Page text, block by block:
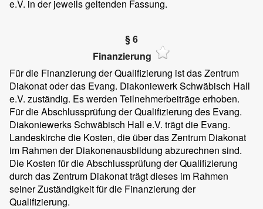
e.V. in der jeweils geltenden Fassung.
§ 6
Finanzierung
Für die Finanzierung der Qualifizierung ist das Zentrum
Diakonat oder das Evang. Diakoniewerk Schwäbisch Hall
e.V. zuständig. Es werden Teilnehmerbeiträge erhoben.
Für die Abschlussprüfung der Qualifizierung des Evang.
Diakoniewerks Schwäbisch Hall e.V. trägt die Evang.
Landeskirche die Kosten, die über das Zentrum Diakonat
im Rahmen der Diakonenausbildung abzurechnen sind.
Die Kosten für die Abschlussprüfung der Qualifizierung
durch das Zentrum Diakonat trägt dieses im Rahmen
seiner Zuständigkeit für die Finanzierung der
Qualifizierung.